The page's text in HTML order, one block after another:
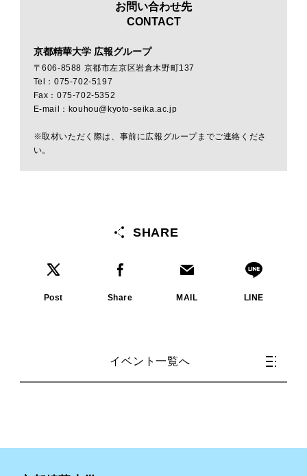
お問い合わせ先
CONTACT
京都精華大学 広報グループ
〒606-8588 京都市左京区岩倉木野町137
Tel：075-702-5197
Fax：075-702-5352
E-mail：kouhou@kyoto-seika.ac.jp
※取材いただく際は、事前に広報グループまでご連絡くださ
い。
SHARE
Post Share MAIL LINE
イベント一覧へ